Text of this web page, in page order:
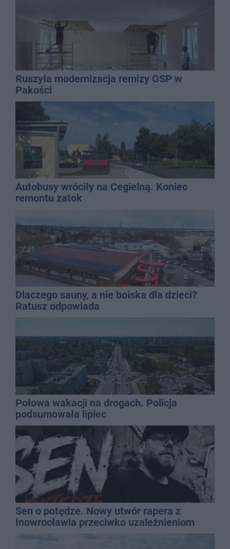
Ruszyła modernizacja remizy OSP w
Pakości
Autobusy wróciły na Cegielną. Koniec
remontu zatok
Dlaczego sauny, a nie boiska dla dzieci?
Ratusz odpowiada
Połowa wakacji na drogach. Policja
podsumowała lipiec
Sen o potędze. Nowy utwór rapera z
Inowrocławia przeciwko uzależnieniom